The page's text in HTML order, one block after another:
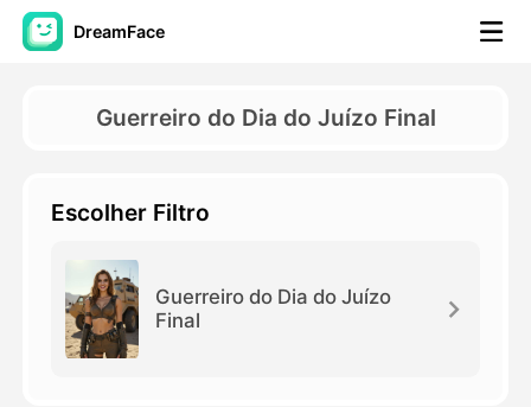
DreamFace
Ferramentas de IA
AI Video
Foto
Outras Ferramentas
Guerreiro do Dia do Juízo Final
Escolher Filtro
Guerreiro do Dia do Juízo
Final